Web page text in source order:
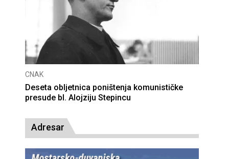
CNAK
Deseta obljetnica poništenja komunističke
presude bl. Alojziju Stepincu
Adresar